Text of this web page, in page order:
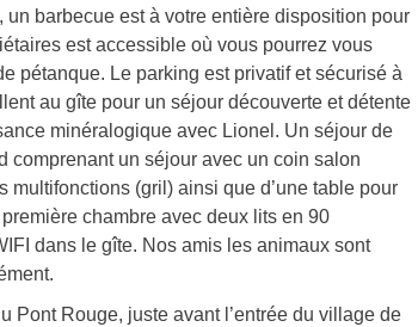
barbecue est à votre entière disposition pour
est accessible où vous pourrez vous
pétanque. Le parking est privatif et sécurisé à
au gîte pour un séjour découverte et détente
minéralogique avec Lionel. Un séjour de
comprenant un séjour avec un coin salon
multifonctions (gril) ainsi que d’une table pour
chambre avec deux lits en 90
dans le gîte. Nos amis les animaux sont
Pont Rouge, juste avant l’entrée du village de